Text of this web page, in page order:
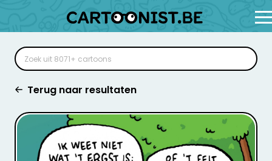
Terug naar resultaten